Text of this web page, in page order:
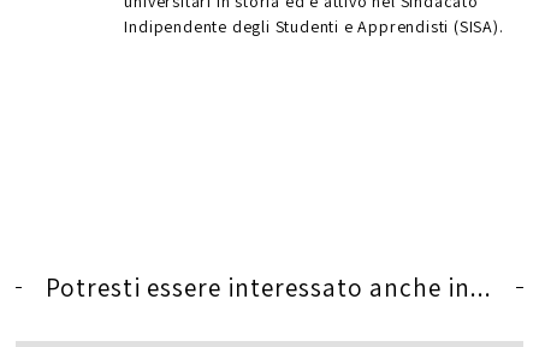
Indipendente degli Studenti e Apprendisti (SISA).
Potresti essere interessato anche in...